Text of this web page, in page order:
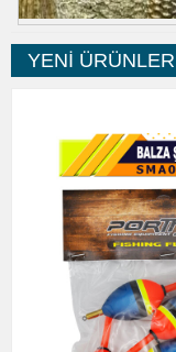
türlü Profesyonel Olta
Aksesuar Gibi Kaliteli
Balıkçılıkta Size
YENI ÜRÜNLER